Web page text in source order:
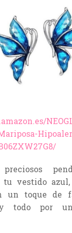
tu vestido
un toque de
y todo por